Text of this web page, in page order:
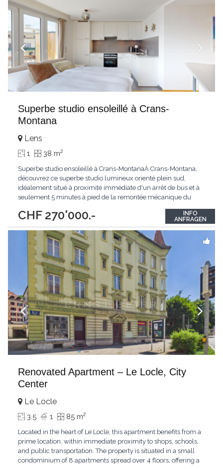
Superbe studio ensoleillé à Crans-
Montana
CHF 270'000.-
Lens
1 38 m2
Superbe studio ensoleillé à Crans-MontanaÀ Crans-Montana,
découvrez ce superbe studio lumineux orienté plein sud,
idéalement situé à proximité immédiate d'un arrêt de bus et à
seulement 5 minutes à pied de la remontée mécanique du
aisément de toutes les activités de la station, été comme hiver :
ski, randonnées, golf...
INFO
ANFRAGEN
Renovated Apartment – Le Locle, City
Center
Le Locle
3.5 1 85 m2
Located in the heart of Le Locle, this apartment benefits from a
prime location, within immediate proximity to shops, schools,
and public transportation. The property is situated in a small
condominium of 8 apartments spread over 4 floors, offering a